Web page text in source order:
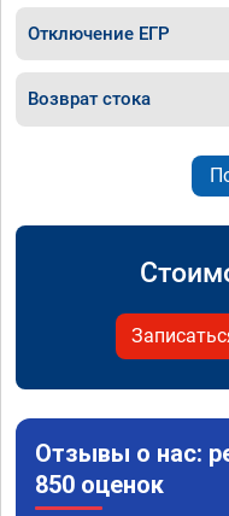
Отключение ЕГР
Возврат стока
Отзывы о нас:
850 оценок